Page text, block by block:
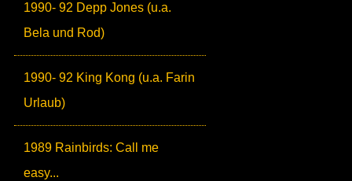
1990- 92 Depp Jones (u.a.
Bela und Rod)
1990- 92 King Kong (u.a. Farin
Urlaub)
1989 Rainbirds: Call me
easy...